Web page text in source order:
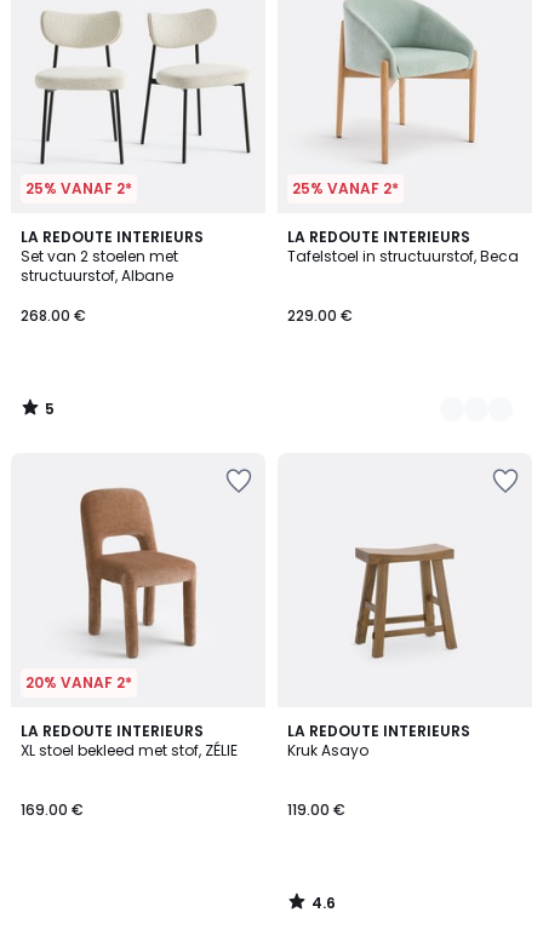
25% VANAF 2*
LA REDOUTE INTERIEURS
Set van 2 stoelen met
structuurstof, Albane
268.00 €
5
/
5
5
/
25% VANAF 2*
LA REDOUTE INTERIEURS
Tafelstoel in structuurstof, Beca
229.00 €
2
Kleuren
20% VANAF 2*
LA REDOUTE INTERIEURS
XL stoel bekleed met stof, ZÉLIE
169.00 €
LA REDOUTE INTERIEURS
Kruk Asayo
119.00 €
4.6
/ 5
4.6
/